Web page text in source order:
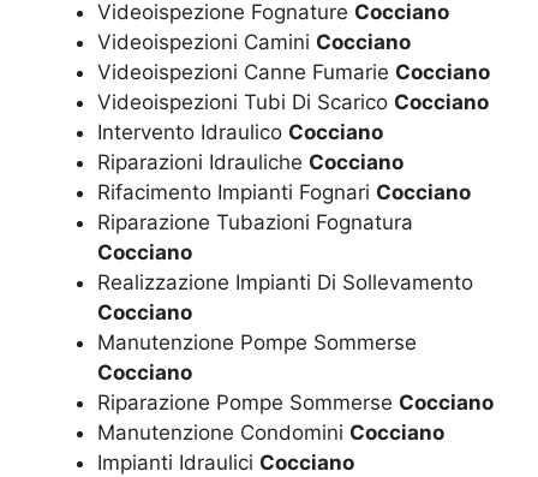
Videoispezione Fognature Cocciano
Videoispezioni Camini Cocciano
Videoispezioni Canne Fumarie Cocciano
Videoispezioni Tubi Di Scarico Cocciano
Intervento Idraulico Cocciano
Riparazioni Idrauliche Cocciano
Rifacimento Impianti Fognari Cocciano
Riparazione Tubazioni Fognatura
Cocciano
Realizzazione Impianti Di Sollevamento
Cocciano
Manutenzione Pompe Sommerse
Cocciano
Riparazione Pompe Sommerse Cocciano
Manutenzione Condomini Cocciano
Impianti Idraulici Cocciano